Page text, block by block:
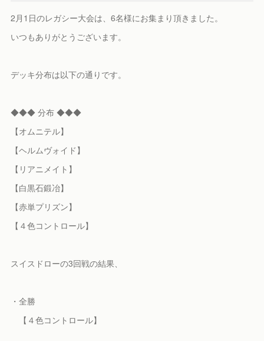
2月1日のレガシー大会は、6名様にお集まり頂きました。
いつもありがとうございます。
デッキ分布は以下の通りです。
◆◆◆ 分布 ◆◆◆
【オムニテル】
【ヘルムヴォイド】
【リアニメイト】
【白黒石鍛冶】
【赤単プリズン】
【４色コントロール】
スイスドローの3回戦の結果、
・全勝
【４色コントロール】